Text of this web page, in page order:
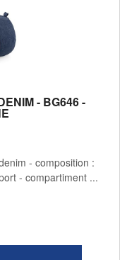
- BG646 -
- composition :
- compartiment ...